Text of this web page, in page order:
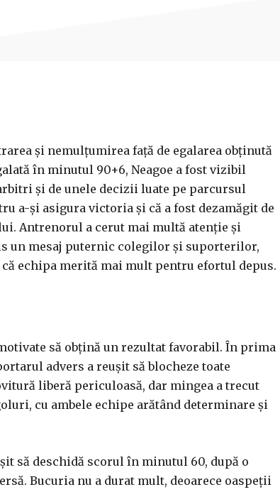
și nemulțumirea față de egalarea obținută
în minutul 90+6, Neagoe a fost vizibil
și de unele decizii luate pe parcursul
a-și asigura victoria și că a fost dezamăgit de
Antrenorul a cerut mai multă atenție și
un mesaj puternic colegilor și suporterilor,
echipa merită mai mult pentru efortul depus.
să obțină un rezultat favorabil. În prima
advers a reușit să blocheze toate
liberă periculoasă, dar mingea a trecut
cu ambele echipe arătând determinare și
să deschidă scorul în minutul 60, după o
Bucuria nu a durat mult, deoarece oaspeții